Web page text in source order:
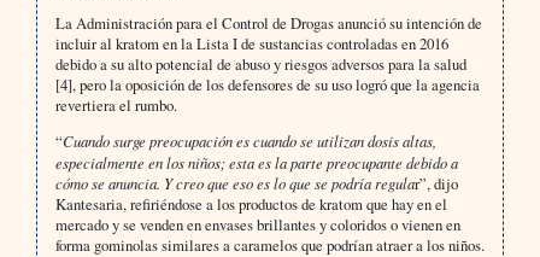
La Administración para el Control de Drogas anunció su intención de
incluir al kratom en la Lista I de sustancias controladas en 2016
debido a su alto potencial de abuso y riesgos adversos para la salud
[4], pero la oposición de los defensores de su uso logró que la agencia
revertiera el rumbo.
“Cuando surge preocupación es cuando se utilizan dosis altas,
especialmente en los niños; esta es la parte preocupante debido a
cómo se anuncia. Y creo que eso es lo que se podría regular”, dijo
Kantesaria, refiriéndose a los productos de kratom que hay en el
mercado y se venden en envases brillantes y coloridos o vienen en
forma gominolas similares a caramelos que podrían atraer a los niños.